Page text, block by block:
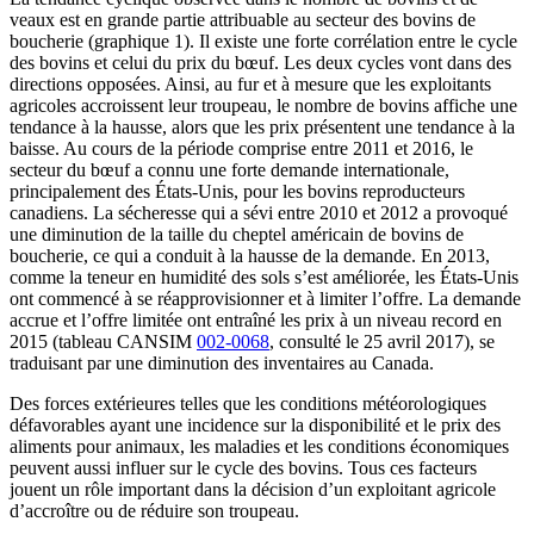
veaux est en grande partie attribuable au secteur des bovins de
boucherie (graphique 1). Il existe une forte corrélation entre le cycle
des bovins et celui du prix du bœuf. Les deux cycles vont dans des
directions opposées. Ainsi, au fur et à mesure que les exploitants
agricoles accroissent leur troupeau, le nombre de bovins affiche une
tendance à la hausse, alors que les prix présentent une tendance à la
baisse. Au cours de la période comprise entre 2011 et 2016, le
secteur du bœuf a connu une forte demande internationale,
principalement des États-Unis, pour les bovins reproducteurs
canadiens. La sécheresse qui a sévi entre 2010 et 2012 a provoqué
une diminution de la taille du cheptel américain de bovins de
boucherie, ce qui a conduit à la hausse de la demande. En 2013,
comme la teneur en humidité des sols s’est améliorée, les États-Unis
ont commencé à se réapprovisionner et à limiter l’offre. La demande
accrue et l’offre limitée ont entraîné les prix à un niveau record en
2015 (tableau CANSIM 002-0068, consulté le 25 avril 2017), se
traduisant par une diminution des inventaires au Canada.
Des forces extérieures telles que les conditions météorologiques
défavorables ayant une incidence sur la disponibilité et le prix des
aliments pour animaux, les maladies et les conditions économiques
peuvent aussi influer sur le cycle des bovins. Tous ces facteurs
jouent un rôle important dans la décision d’un exploitant agricole
d’accroître ou de réduire son troupeau.